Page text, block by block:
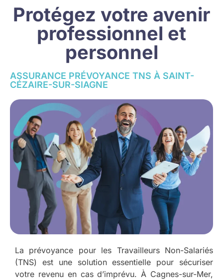
Protégez votre avenir
professionnel et
personnel
ASSURANCE PRÉVOYANCE TNS À SAINT-
CÉZAIRE-SUR-SIAGNE
La prévoyance pour les Travailleurs Non-Salariés
(TNS) est une solution essentielle pour sécuriser
votre revenu en cas d’imprévu. À Cagnes-sur-Mer,